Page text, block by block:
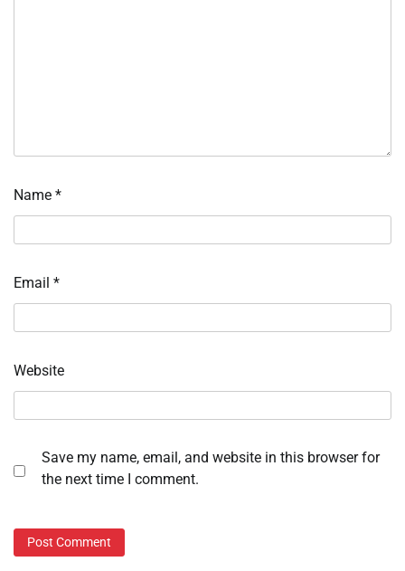
Name *
Email *
Website
Save my name, email, and website in this browser for
the next time I comment.